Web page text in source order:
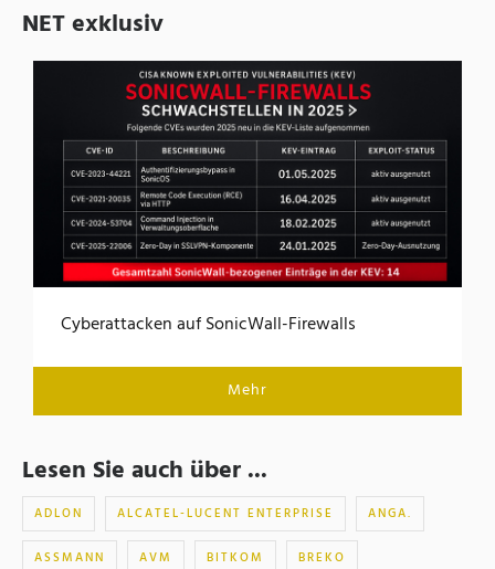
NET exklusiv
Cyberattacken auf SonicWall-Firewalls
Mehr
Lesen Sie auch über ...
ADLON ALCATEL-LUCENT ENTERPRISE ANGA.
ASSMANN AVM BITKOM BREKO